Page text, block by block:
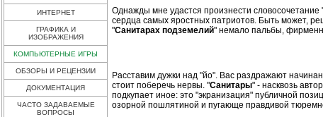
ИНТЕРНЕТ
ГРАФИКА И
ИЗОБРАЖЕНИЯ
КОМПЬЮТЕРНЫЕ ИГРЫ
ОБЗОРЫ И РЕЦЕНЗИИ
ДОКУМЕНТАЦИЯ
ЧАСТО ЗАДАВАЕМЫЕ
ВОПРОСЫ
Однажды мне удастся произнести словосочетание
сердца самых яростных патриотов. Быть может,
"Санитарах подземелий" немало пальбы,
Расставим дужки над "йо". Вас раздражают
стоит поберечь нервы. "Санитары" - насквозь
подкупает иное: это "экранизация" публичной
озорной пошлятиной и пугающе правдивой